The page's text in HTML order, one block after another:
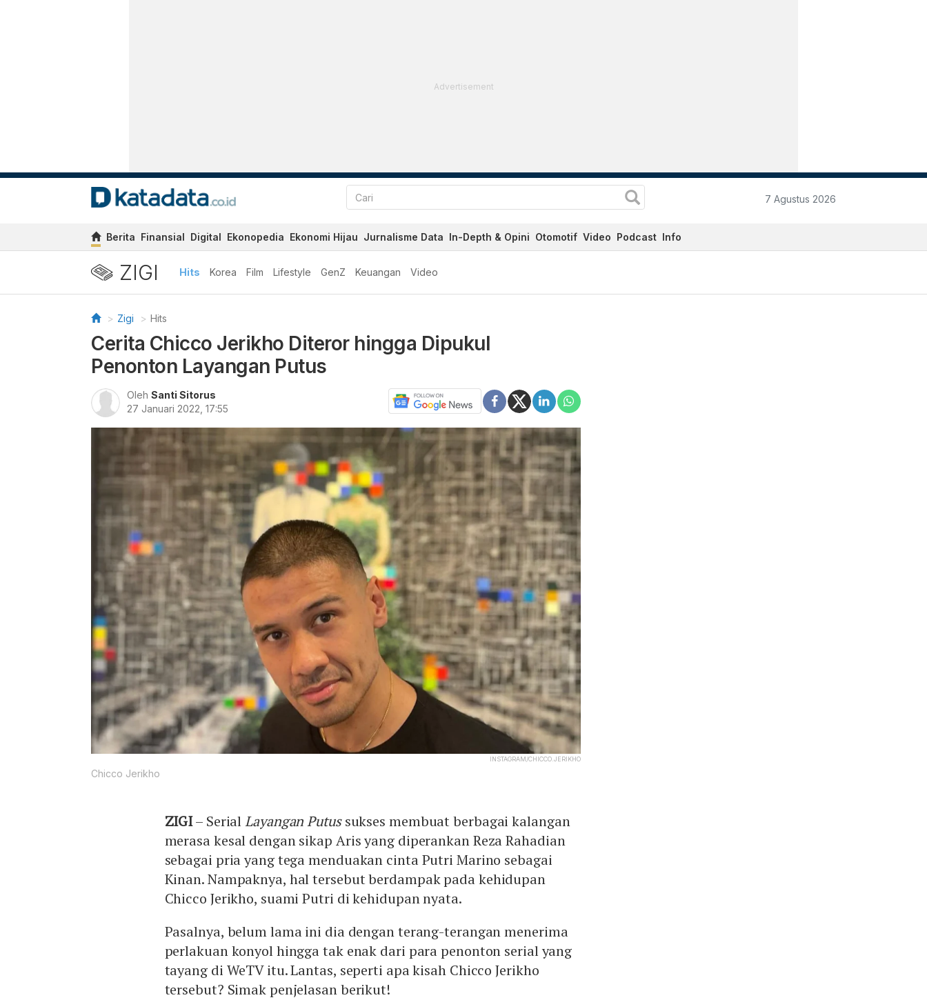
Advertisement
7 Agustus 2026
Berita Finansial Digital Ekonopedia Ekonomi Hijau Jurnalisme Data In-Depth & Opini Otomotif Video Podcast Info
ZIGI Hits Korea Film Lifestyle GenZ Keuangan Video
Zigi Hits
Cerita Chicco Jerikho Diteror hingga Dipukul
Penonton Layangan Putus
Oleh Santi Sitorus
27 Januari 2022, 17:55
INSTAGRAM/CHICCO.JERIKHO
Chicco Jerikho
ZIGI– SerialLayangan Putussukses membuat berbagai kalangan
merasa kesal dengan sikap Aris yang diperankan Reza Rahadian
sebagai pria yang tega menduakan cinta Putri Marino sebagai
Kinan. Nampaknya, hal tersebut berdampak pada kehidupan
Chicco Jerikho, suami Putri di kehidupan nyata.
Pasalnya, belum lama ini dia dengan terang-terangan menerima
perlakuan konyol hingga tak enak dari para penonton serial yang
tayang di WeTV itu. Lantas, seperti apa kisah Chicco Jerikho
tersebut? Simak penjelasan berikut!